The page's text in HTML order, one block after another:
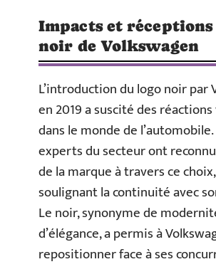
Impacts et réceptions
noir de Volkswagen
L’introduction du logo noir par
en 2019 a suscité des
dans le monde de l’automobile.
experts du secteur ont reconnu
de la marque à travers ce
soulignant la continuité avec
Le noir, synonyme de
d’élégance, a permis à
repositionner face à ses